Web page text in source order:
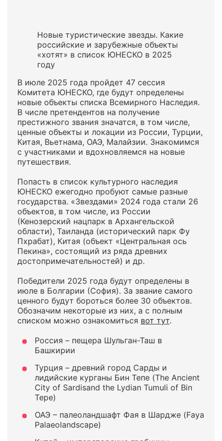
Новые туристические звезды. Какие
российские и зарубежные объекты
«хотят» в список ЮНЕСКО в 2025
году
В июле 2025 года пройдет 47 сессия
Комитета ЮНЕСКО, где будут определены
новые объекты списка Всемирного Наследия.
В числе претендентов на получение
престижного звания значатся, в том числе,
ценные объекты и локации из России, Турции,
Китая, Вьетнама, ОАЭ, Малайзии. Знакомимся
с участниками и вдохновляемся на новые
путешествия.
Попасть в список культурного наследия
ЮНЕСКО ежегодно пробуют самые разные
государства. «Звездами» 2024 года стали 26
объектов, в том числе, из России
(Кенозерский нацпарк в Архангельской
области), Таиланда (исторический парк Фу
Пхрабат), Китая (объект «Центральная ось
Пекина», состоящий из ряда древних
достопримечательностей) и др.
Победители 2025 года будут определены в
июле в Болгарии (София). За звание самого
ценного будут бороться более 30 объектов.
Обозначим некоторые из них, а с полным
списком можно ознакомиться вот тут.
Россия – пещера Шульган-Таш в
Башкирии
Турция – древний город Сарды и
лидийские курганы Бин Тепе (The Ancient
City of Sardisand the Lydian Tumuli of Bin
Tepe)
ОАЭ – палеоландшафт Фая в Шардже (Faya
Palaeolandscape)